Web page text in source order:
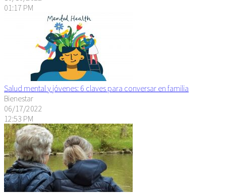
01:17 PM
Salud mental y jóvenes: 6 claves para conversar en familia
Bienestar
06/17/2022
12:53 PM